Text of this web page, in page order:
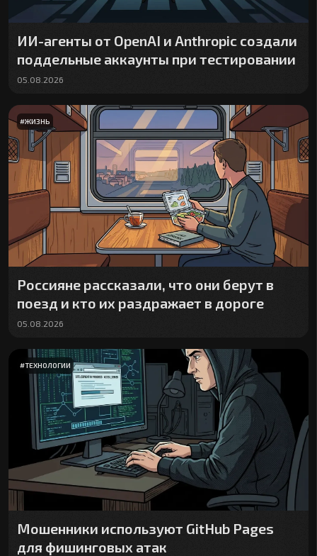
ИИ-агенты от OpenAI и Anthropic создали
поддельные аккаунты при тестировании
05.08.2026
#ЖИЗНЬ
Россияне рассказали, что они берут в
поезд и кто их раздражает в дороге
05.08.2026
#ТЕХНОЛОГИИ
Мошенники используют GitHub Pages
для фишинговых атак